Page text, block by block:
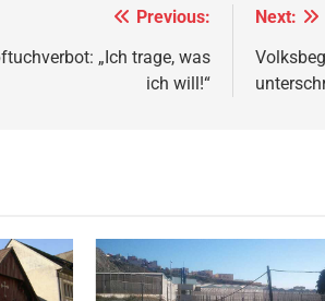
Previous:
„Ich trage, was
ich will!“
Next:
Böhringer
Wikimedia
Commons
Valla de la Frontera zwischen
Marokko.Quelle© Xemenendura,